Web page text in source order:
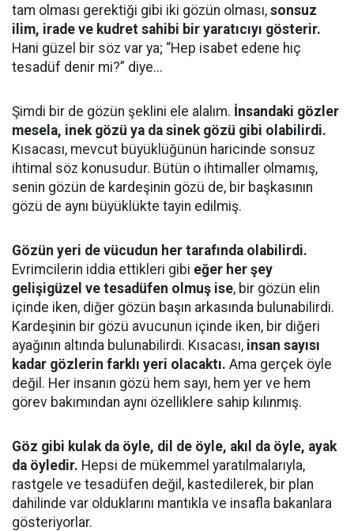
tam olması gerektiği gibi iki gözün olması, sonsuz
ilim, irade ve kudret sahibi bir yaratıcıyı gösterir.
Hani güzel bir söz var ya; “Hep isabet edene hiç
tesadüf denir mi?” diye...
Şimdi bir de gözün şeklini ele alalım. İnsandaki gözler
mesela, inek gözü ya da sinek gözü gibi olabilirdi.
Kısacası, mevcut büyüklüğünün haricinde sonsuz
ihtimal söz konusudur. Bütün o ihtimaller olmamış,
senin gözün de kardeşinin gözü de, bir başkasının
gözü de aynı büyüklükte tayin edilmiş.
Gözün yeri de vücudun her tarafında olabilirdi.
Evrimcilerin iddia ettikleri gibi eğer her şey
gelişigüzel ve tesadüfen olmuş ise, bir gözün elin
içinde iken, diğer gözün başın arkasında bulunabilirdi.
Kardeşinin bir gözü avucunun içinde iken, bir diğeri
ayağının altında bulunabilirdi. Kısacası, insan sayısı
kadar gözlerin farklı yeri olacaktı. Ama gerçek öyle
değil. Her insanın gözü hem sayı, hem yer ve hem
görev bakımından aynı özelliklere sahip kılınmış.
Göz gibi kulak da öyle, dil de öyle, akıl da öyle, ayak
da öyledir. Hepsi de mükemmel yaratılmalarıyla,
rastgele ve tesadüfen değil, kastedilerek, bir plan
dahilinde var olduklarını mantıkla ve insafla bakanlara
gösteriyorlar.